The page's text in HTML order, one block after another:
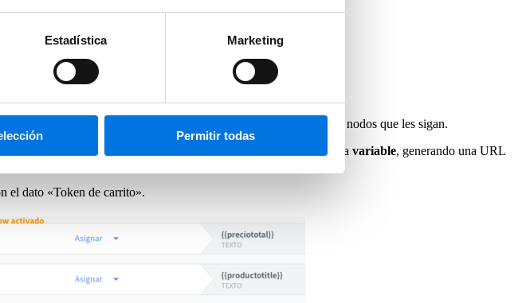
Estadística Marketing
Permitir todas
. De esta manera, podremos emplear este dato como variable en los nodos que les sigan.
insertar el token en la URL con contenido dinámico a través de una variable, generando una URL
el dato «Token de carrito».